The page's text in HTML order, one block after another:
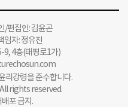
/편집인: 김윤곤
임자: 정유진
9, 4층(태평로1가)
리강령을 준수합니다.
rights reserved.
포 금지.